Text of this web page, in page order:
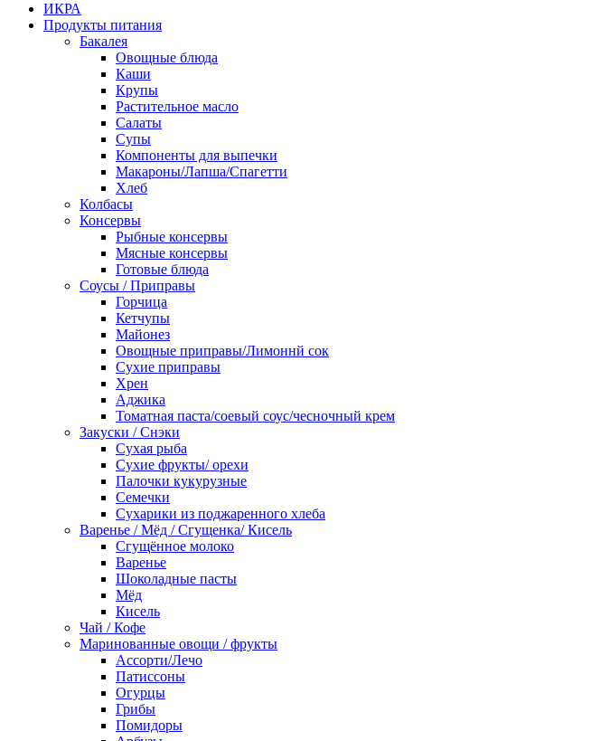
ИКРА
Продукты питания
Бакалея
Овощные блюда
Каши
Крупы
Растительное масло
Салаты
Супы
Компоненты для выпечки
Макароны/Лапша/Спагетти
Хлеб
Колбасы
Консервы
Рыбные консервы
Мясные консервы
Готовые блюда
Соусы / Приправы
Горчица
Кетчупы
Майонез
Овощные приправы/Лимоннй сок
Сухие приправы
Хрен
Аджика
Томатная паста/соевый соус/чесночный крем
Закуски / Снэки
Сухая рыба
Сухие фрукты/ орехи
Палочки кукурузные
Семечки
Сухарики из поджаренного хлеба
Варенье / Мёд / Сгущенка/ Кисель
Сгущённое молоко
Варенье
Шоколадные пасты
Мёд
Кисель
Чай / Кофе
Маринованные овощи / фрукты
Ассорти/Лечо
Патиссоны
Огурцы
Грибы
Помидоры